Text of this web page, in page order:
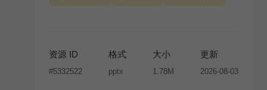
版权声明
条款，禁止任何形式的转让、出售或出租，未
经投权许可任何人不得擅自转载和分发，否则将接照我
资源 ID
#5332522
格式
pptx
大小
1.78M
更新
2026-08-03